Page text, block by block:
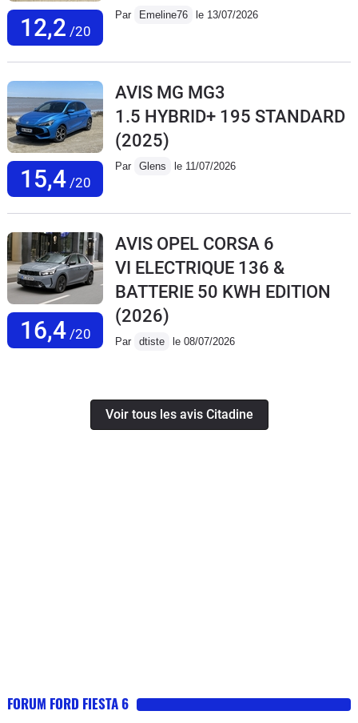
12,2 /20
Par Emeline76 le 13/07/2026
15,4/20
AVIS MG MG3
1.5 HYBRID+ 195 STANDARD
(2025)
Par Glens le 11/07/2026
16,4/20
AVIS OPEL CORSA 6
VI ELECTRIQUE 136 &
BATTERIE 50 KWH EDITION
(2026)
Par dtiste le 08/07/2026
Voir tous les avis Citadine
FORUM FORD FIESTA 6